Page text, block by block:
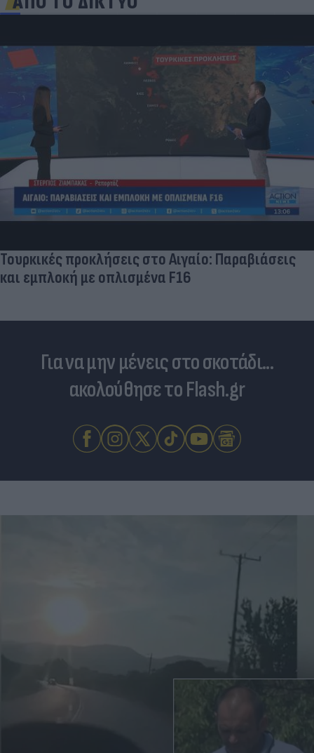
Τουρκικές προκλήσεις στο Αιγαίο: Παραβιάσεις
και εμπλοκή με οπλισμένα F16
Για να μην μένεις στο σκοτάδι...
ακολούθησε το Flash.gr